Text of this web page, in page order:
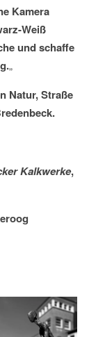
Kamera
Weiß
und schaffe
„
Natur, Straße
Kalkwerke,